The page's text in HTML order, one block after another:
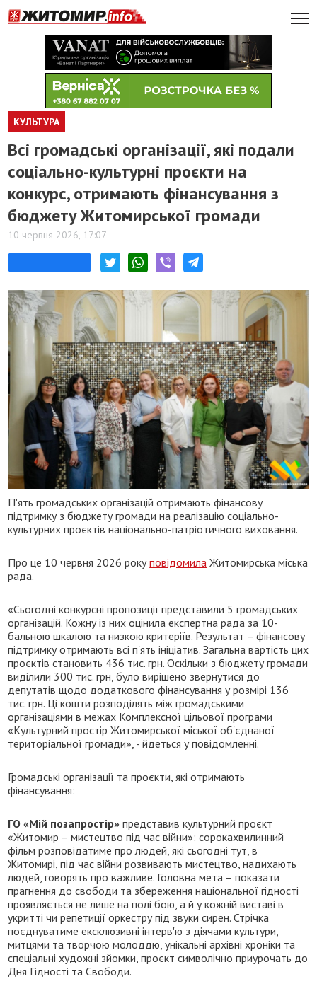
КУЛЬТУРА
Всі громадські організації, які подали
соціально-культурні проєкти на
конкурс, отримають фінансування з
бюджету Житомирської громади
10 червня 2026, 17:07
П'ять громадських організацій отримають фінансову
підтримку з бюджету громади на реалізацію соціально-
культурних проєктів національно-патріотичного виховання.
Про це 10 червня 2026 рокуповідомила Житомирська міська
рада.
«Сьогодні конкурсні пропозиції представили 5 громадських
організацій. Кожну із них оцінила експертна рада за 10-
бальною шкалою та низкою критеріїв. Результат – фінансову
підтримку отримають всі п'ять ініціатив. Загальна вартість цих
проєктів становить 436 тис. грн. Оскільки з бюджету громади
виділили 300 тис. грн, було вирішено звернутися до
депутатів щодо додаткового фінансування у розмірі 136
тис. грн. Ці кошти розподілять між громадськими
організаціями в межах Комплексної цільової програми
«Культурний простір Житомирської міської об'єднаної
територіальної громади», - йдеться у повідомленні.
Громадські організації та проєкти, які отримають
фінансування:
ГО «Мій позапростір» представив культурний проєкт
«Житомир – мистецтво під час війни»: сорокахвилинний
фільм розповідатиме про людей, які сьогодні тут, в
Житомирі, під час війни розвивають мистецтво, надихають
людей, говорять про важливе. Головна мета – показати
прагнення до свободи та збереження національної гідності
проявляється не лише на полі бою, а й у кожній виставі в
укритті чи репетиції оркестру під звуки сирен. Стрічка
поєднуватиме ексклюзивні інтерв'ю з діячами культури,
митцями та творчою молоддю, унікальні архівні хроніки та
спеціальні художні зйомки, проєкт символічно приурочать до
Дня Гідності та Свободи.